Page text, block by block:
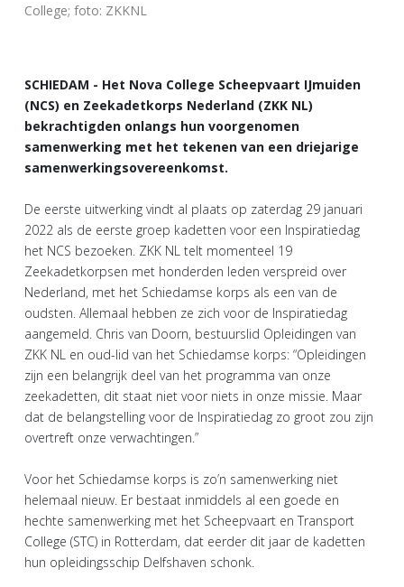
College; foto: ZKKNL
SCHIEDAM - Het Nova College Scheepvaart IJmuiden
(NCS) en Zeekadetkorps Nederland (ZKK NL)
bekrachtigden onlangs hun voorgenomen
samenwerking met het tekenen van een driejarige
samenwerkingsovereenkomst.
De eerste uitwerking vindt al plaats op zaterdag 29 januari
2022 als de eerste groep kadetten voor een Inspiratiedag
het NCS bezoeken. ZKK NL telt momenteel 19
Zeekadetkorpsen met honderden leden verspreid over
Nederland, met het Schiedamse korps als een van de
oudsten. Allemaal hebben ze zich voor de Inspiratiedag
aangemeld. Chris van Doorn, bestuurslid Opleidingen van
ZKK NL en oud-lid van het Schiedamse korps: “Opleidingen
zijn een belangrijk deel van het programma van onze
zeekadetten, dit staat niet voor niets in onze missie. Maar
dat de belangstelling voor de Inspiratiedag zo groot zou zijn
overtreft onze verwachtingen.”
Voor het Schiedamse korps is zo’n samenwerking niet
helemaal nieuw. Er bestaat inmiddels al een goede en
hechte samenwerking met het Scheepvaart en Transport
College (STC) in Rotterdam, dat eerder dit jaar de kadetten
hun opleidingsschip Delfshaven schonk.